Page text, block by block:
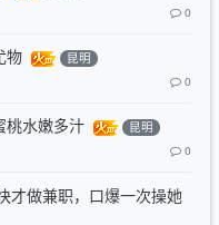
0
物 昆明
0
桃水嫩多汁 昆明
0
才做兼职，口爆一次操她